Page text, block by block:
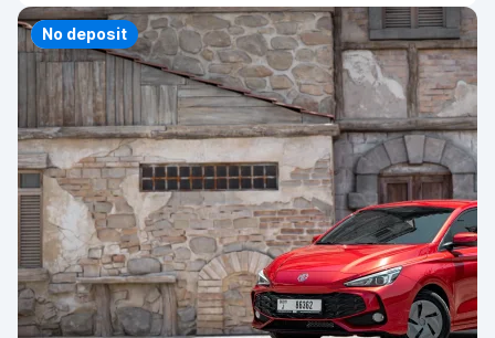
Priority
No deposit